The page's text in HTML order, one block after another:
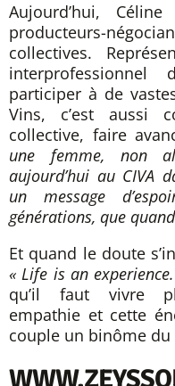
Aujourd’hui,
producteurs-
collectives.
interprofessionnel
participer à de
Vins, c’est aussi
collective, faire
une femme, non
aujourd’hui au CIVA
un message
générations, que
Et quand le doute
« Life is an
qu’il faut vivre
empathie et cette
couple un binôme du